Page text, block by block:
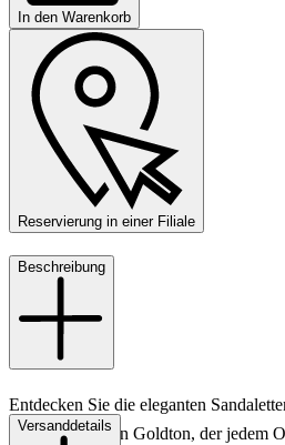
In den Warenkorb
Reservierung in einer Filiale
Beschreibung
Entdecken Sie die eleganten
einem luxuriösen Goldton, der jedem
Versanddetails